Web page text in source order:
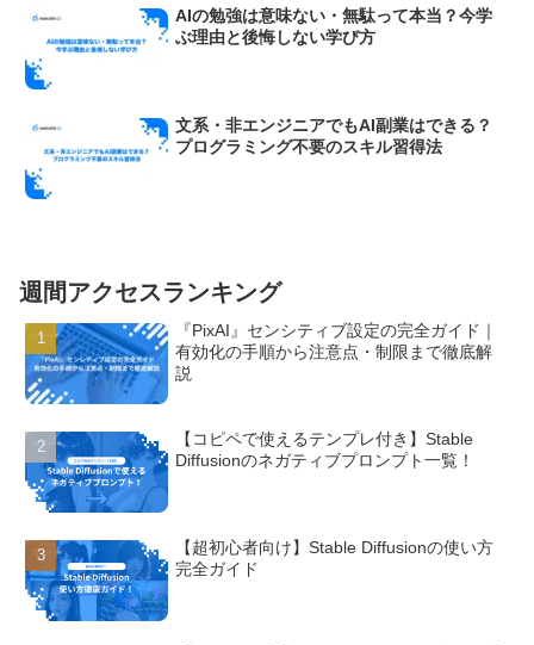
AIの勉強は意味ない・無駄って本当？今学
ぶ理由と後悔しない学び方
文系・非エンジニアでもAI副業はできる？
プログラミング不要のスキル習得法
週間アクセスランキング
『PixAI』センシティブ設定の完全ガイド｜
有効化の手順から注意点・制限まで徹底解
説
【コピペで使えるテンプレ付き】Stable
Diffusionのネガティブプロンプト一覧！
【超初心者向け】Stable Diffusionの使い方
完全ガイド